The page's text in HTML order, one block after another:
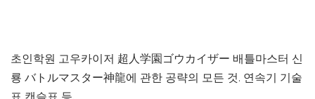
초인학원 고우카이저 超人学園ゴウカイザー 배틀마스터 신
룡 バトルマスター神龍에 관한 공략의 모든 것. 연속기 기술
표 캔슬표 등.